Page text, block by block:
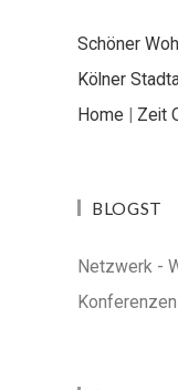
Schöner
Kölner
Home | Zeit
BLOGST
Netzwerk -